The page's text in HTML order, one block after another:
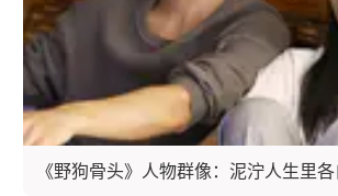
《野狗骨头》人物群像：泥泞人生里各